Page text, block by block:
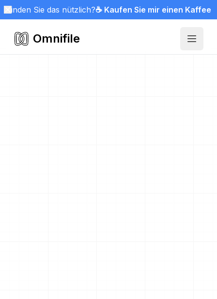
Finden Sie das nützlich?☕ Kaufen Sie mir einen Kaffee
Omnifile